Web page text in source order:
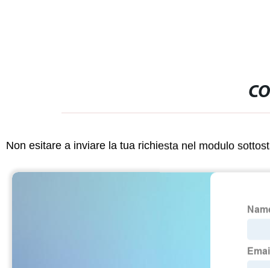
Non esitare a inviare la tua richiesta nel modulo